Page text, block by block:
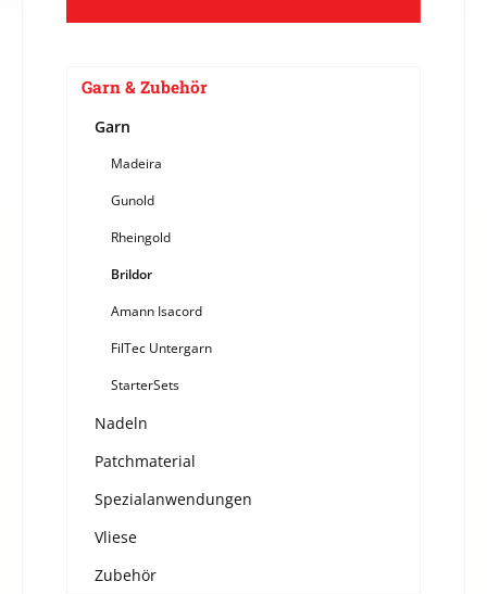
Garn & Zubehör
Garn
Madeira
Gunold
Rheingold
Brildor
Amann Isacord
FilTec Untergarn
StarterSets
Nadeln
Patchmaterial
Spezialanwendungen
Vliese
Zubehör